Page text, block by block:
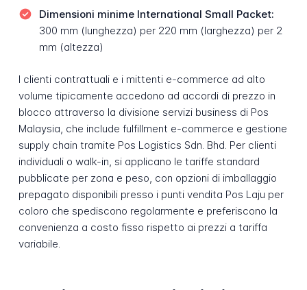
Dimensioni minime International Small Packet:
300 mm (lunghezza) per 220 mm (larghezza) per 2
mm (altezza)
I clienti contrattuali e i mittenti e-commerce ad alto
volume tipicamente accedono ad accordi di prezzo in
blocco attraverso la divisione servizi business di Pos
Malaysia, che include fulfillment e-commerce e gestione
supply chain tramite Pos Logistics Sdn. Bhd. Per clienti
individuali o walk-in, si applicano le tariffe standard
pubblicate per zona e peso, con opzioni di imballaggio
prepagato disponibili presso i punti vendita Pos Laju per
coloro che spediscono regolarmente e preferiscono la
convenienza a costo fisso rispetto ai prezzi a tariffa
variabile.